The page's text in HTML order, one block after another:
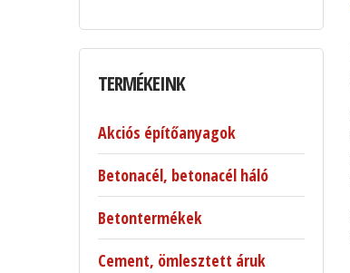
TERMÉKEINK
Akciós építőanyagok
Betonacél, betonacél háló
Betontermékek
Cement, ömlesztett áruk